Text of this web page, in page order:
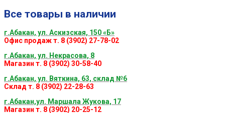
Все товары в наличии
г.Абакан, ул. Аскизская, 150 «Б»
Офис продаж т. 8 (3902) 27-78-02
г.Абакан, ул. Некрасова, 8
Магазин т. 8 (3902) 30-58-40
г.Абакан, ул. Вяткина, 63, склад №6
Склад т. 8 (3902) 22-28-63
г.Абакан,ул. Маршала Жукова, 17
Магазин т. 8 (3902) 20-25-12